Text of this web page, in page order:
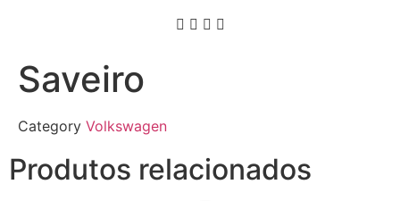
Saveiro
Category Volkswagen
Produtos relacionados